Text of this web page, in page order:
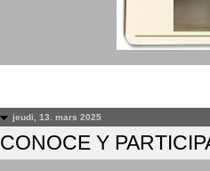
jeudi, 13. mars 2025
CONOCE Y